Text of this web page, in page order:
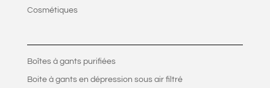
Cosmétiques
Boîtes à gants purifiées
Boite à gants en dépression sous air filtré